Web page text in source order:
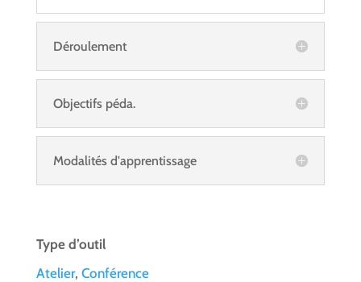
Déroulement
Objectifs péda.
Modalités d'apprentissage
Type d’outil
Atelier, Conférence